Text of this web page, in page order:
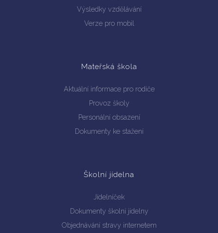
Výsledky vzdělávání
Verze pro mobil
Mateřská škola
Aktuální informace pro rodiče
Provoz školy
Personální obsazení
Dokumenty ke stažení
Školní jídelna
Jídelníček
Dokumenty školní jídelny
Objednávání stravy internetem